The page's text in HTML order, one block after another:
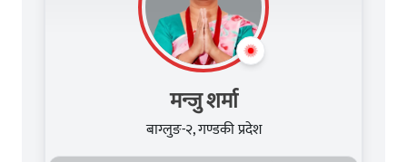
मन्जु शर्मा
बाग्लुङ-२, गण्डकी प्रदेश